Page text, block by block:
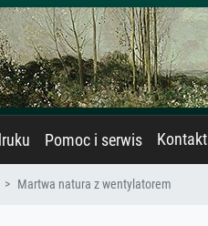
Pomoc i serwis Kontakt
Martwa natura z wentylatorem